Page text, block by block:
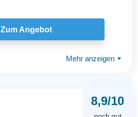
Zum Angebot
Mehr anzeigen ⏷
8,9/10